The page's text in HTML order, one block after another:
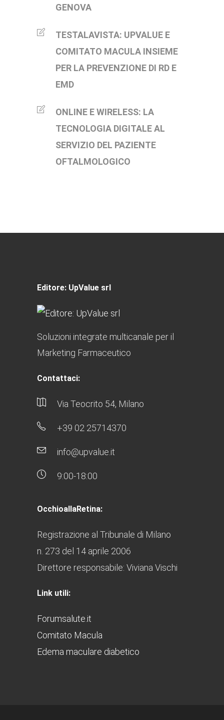
GENOVA
TESTALAVISTA: UPVALUE E
COMITATO MACULA INSIEME
PER LA PREVENZIONE DI RD E
EMD
ONLINE E WIRELESS: LA
TECNOLOGIA DIGITALE AL
SERVIZIO DEL PAZIENTE
OFTALMOLOGICO
Editore: UpValue srl
Soluzioni integrate multicanale per il
Marketing Farmaceutico
Contattaci:
Via Teocrito 54, Milano
+39 02 25714370
info@upvalue.it
9:00-18:00
OcchioallaRetina:
Registrazione al Tribunale di Milano
n. 273 del 14 aprile 2006
Direttore responsabile: Viviana Vischi
Link utili:
Forumsalute.it
Comitato Macula
Edema maculare diabetico